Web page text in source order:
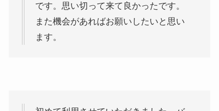
です。思い切って来て良かったです。
また機会があればお願いしたいと思い
ます。